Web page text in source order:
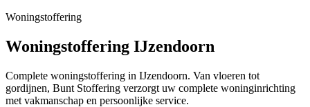
Woningstoffering
Woningstoffering IJzendoorn
Complete woningstoffering in IJzendoorn. Van vloeren tot
gordijnen, Bunt Stoffering verzorgt uw complete woninginrichting
met vakmanschap en persoonlijke service.